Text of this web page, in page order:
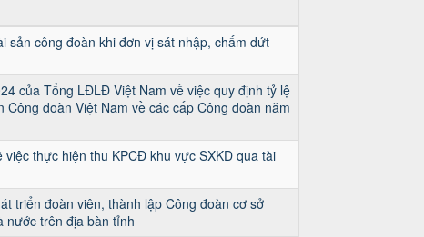
sản công đoàn khi đơn vị sát nhập, chấm dứt
của Tổng LĐLĐ Việt Nam về việc quy định tỷ lệ
đoàn Việt Nam về các cấp Công đoàn năm
thực hiện thu KPCĐ khu vực SXKD qua tài
triển đoàn viên, thành lập Công đoàn cơ sở
nước trên địa bàn tỉnh